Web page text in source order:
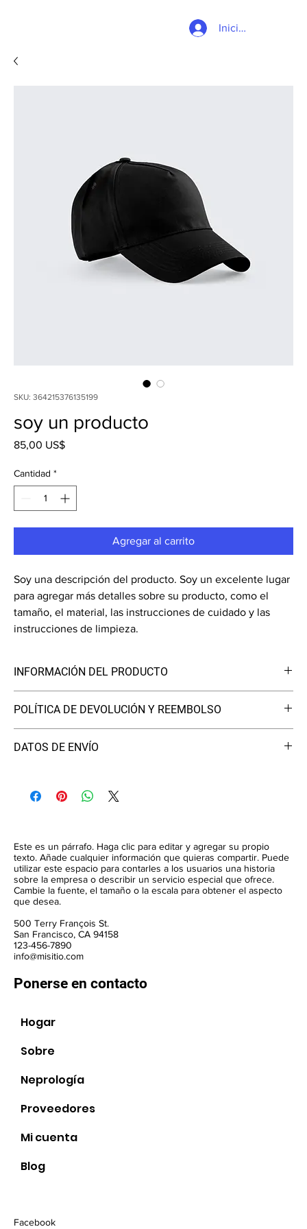
Iniciar sesión
SKU: 364215376135199
soy un producto
85,00 US$Precio
Cantidad *
Agregar al carrito
Soy una descripción del producto. Soy un excelente lugar
para agregar más detalles sobre su producto, como el
tamaño, el material, las instrucciones de cuidado y las
instrucciones de limpieza.
INFORMACIÓN DEL PRODUCTO
más información sobre su producto, como el tamaño, el material,
las instrucciones de cuidado y limpieza. Este también es un gran
espacio para escribir qué hace que este producto sea especial y
POLÍTICA DE DEVOLUCIÓN Y REEMBOLSO
lugar para que sus clientes sepan qué hacer en caso de que no
generar confianza y asegurar a sus clientes que pueden comprar
DATOS DE ENVÍO
Brindar información directa sobre su política de envío es una
Este es un párrafo. Haga clic para editar y agregar su propio
texto. Añade cualquier información que quieras compartir. Puede
utilizar este espacio para contarles a los usuarios una historia
sobre la empresa o describir un servicio especial que ofrece.
Cambie la fuente, el tamaño o la escala para obtener el aspecto
que desea.
500 Terry François St.
San Francisco, CA 94158
123-456-7890
info@misitio.com
Ponerse en contacto
Facebook
Hogar
Sobre
Neprología
Proveedores
Mi cuenta
Blog